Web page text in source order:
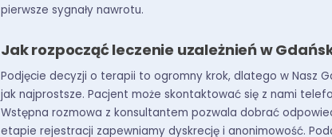
pierwsze sygnały nawrotu.
Jak rozpocząć leczenie uzależnień w
Podjęcie decyzji o terapii to ogromny krok, dlatego w Nasz
jak najprostsze. Pacjent może skontaktować się z nami
Wstępna rozmowa z konsultantem pozwala dobrać
etapie rejestracji zapewniamy dyskrecję i anonimowość.